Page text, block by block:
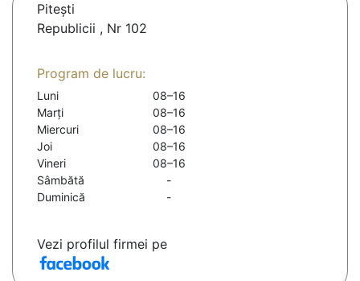
Piteşti
Republicii , Nr 102
Program de lucru:
Luni
08–16
Marți
08–16
Miercuri
08–16
Joi
08–16
Vineri
08–16
Sâmbătă
-
Duminică
-
Vezi profilul firmei pe